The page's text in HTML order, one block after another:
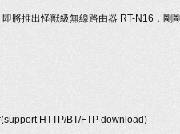
將推出怪獸級無線路由器 RT-N16，剛
HTTP/BT/FTP download)